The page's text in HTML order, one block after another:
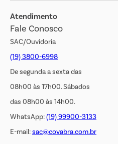
Jornal de Ofertas
Transparência Salarial
Atendimento
Fale Conosco
SAC/Ouvidoria
(19) 3800-6998
De segunda a sexta das
08h00 às 17h00. Sábados
das 08h00 às 14h00.
WhatsApp:(19) 99900-3133
E-mail:sac@covabra.com.br